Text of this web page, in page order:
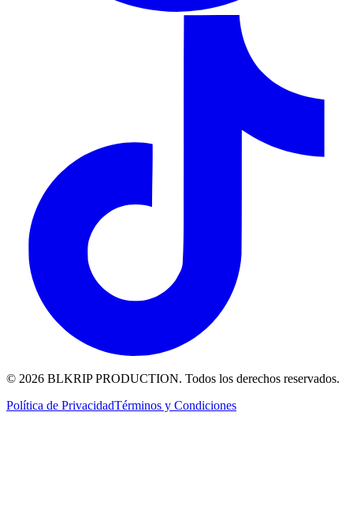
© 2026 BLKRIP PRODUCTION. Todos los derechos reservados.
Política de PrivacidadTérminos y Condiciones